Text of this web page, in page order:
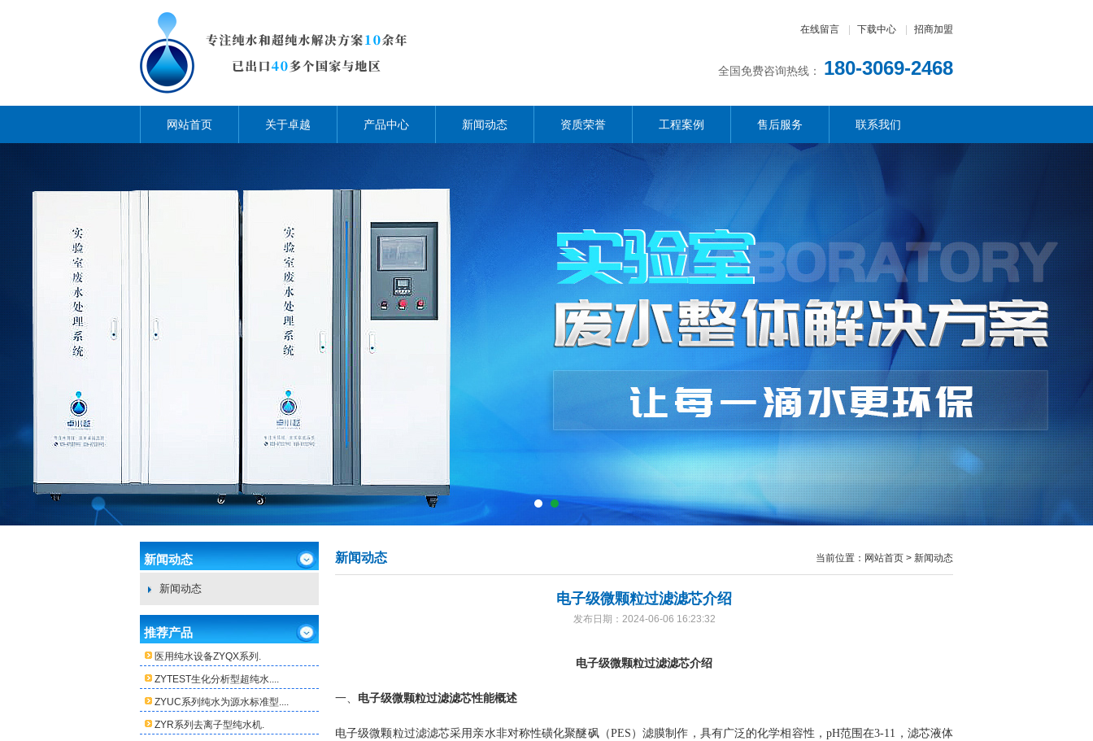
在线留言 下载中心 招商加盟
全国免费咨询热线： 180-3069-2468
网站首页 关于卓越 产品中心 新闻动态 资质荣誉 工程案例 售后服务 联系我们
新闻动态
新闻动态
推荐产品
医用纯水设备ZYQX系列.
ZYTEST生化分析型超纯水....
ZYUC系列纯水为源水标准型....
ZYR系列去离子型纯水机.
新闻动态 当前位置：网站首页 > 新闻动态
电子级微颗粒过滤滤芯介绍
发布日期：2024-06-06 16:23:32
电子级微颗粒过滤滤芯介绍
一、 电子级微颗粒过滤滤芯性能概述
电子级微颗粒过滤滤芯采用亲水非对称性磺化聚醚砜（PES ）滤膜制作，具有广泛的化学相容性， pH范围在3-11 ，滤芯液体